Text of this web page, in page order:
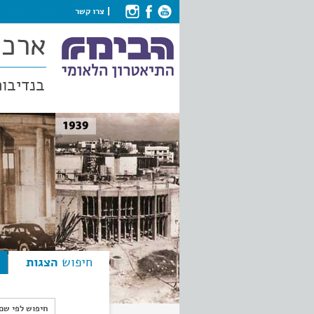
צרו קשר
חיפוש הצגות
חיפוש לפי